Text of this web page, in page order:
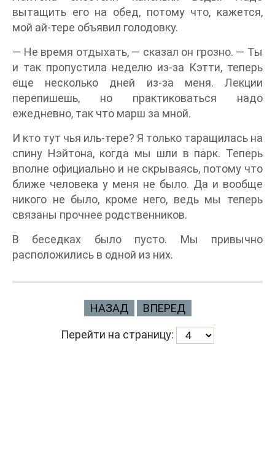
вытащить его на обед, потому что, кажется,
мой ай-тере объявил голодовку.
— Не время отдыхать, — сказал он грозно. — Ты
и так пропустила неделю из-за Кэтти, теперь
еще несколько дней из-за меня. Лекции
перепишешь, но практиковаться надо
ежедневно, так что марш за мной.
И кто тут чья иль-тере? Я только таращилась на
спину Нэйтона, когда мы шли в парк. Теперь
вполне официально и не скрываясь, потому что
ближе человека у меня не было. Да и вообще
никого не было, кроме него, ведь мы теперь
связаны прочнее родственников.
В беседках было пусто. Мы привычно
расположились в одной из них.
НАЗАД ВПЕРЕД
Перейти на страницу: